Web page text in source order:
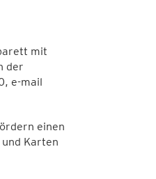
mit
der
e-mail
einen
Karten